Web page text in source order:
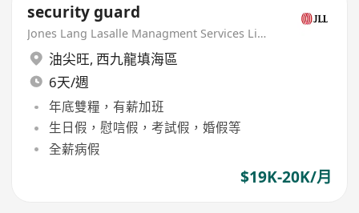
security guard
Jones Lang Lasalle Managment Services Limited
油尖旺, 西九龍填海區
6天/週
年底雙糧，有薪加班
生日假，慰唁假，考試假，婚假等
全薪病假
$19K-20K/月